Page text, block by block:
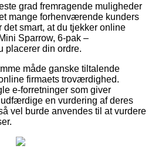
grad fremragende muligheder
mange forhenværende kunders
smart, at du tjekker online
Sparrow, 6-pak –
placerer din ordre.
måde ganske tiltalende
firmaets troværdighed.
e-forretninger som giver
en vurdering af deres
vel burde anvendes til at vurdere